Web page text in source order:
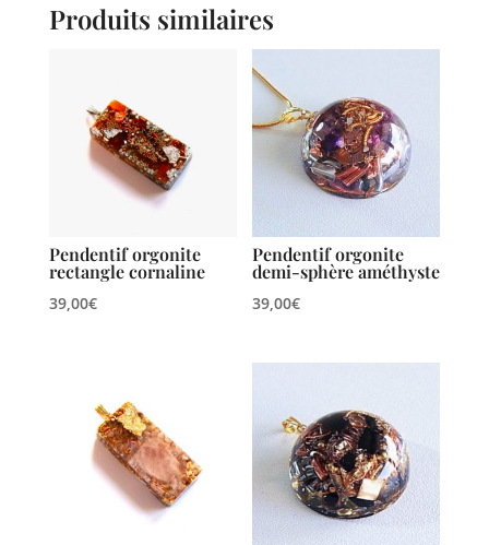
Produits similaires
Pendentif orgonite
rectangle cornaline
39,00€
Pendentif orgonite
demi-sphère améthyste
39,00€